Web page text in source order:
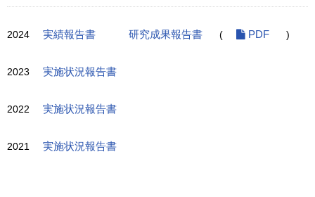
2024 実績報告書 研究成果報告書 ( PDF )
2023 実施状況報告書
2022 実施状況報告書
2021 実施状況報告書